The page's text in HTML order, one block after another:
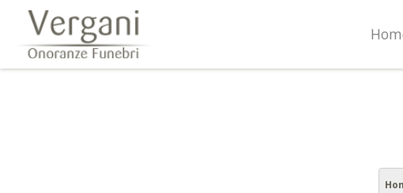
Questo sito o gli strumenti terzi da questo utilizzati si avvalgono
scorrendo questa pagina, cliccando su un link o